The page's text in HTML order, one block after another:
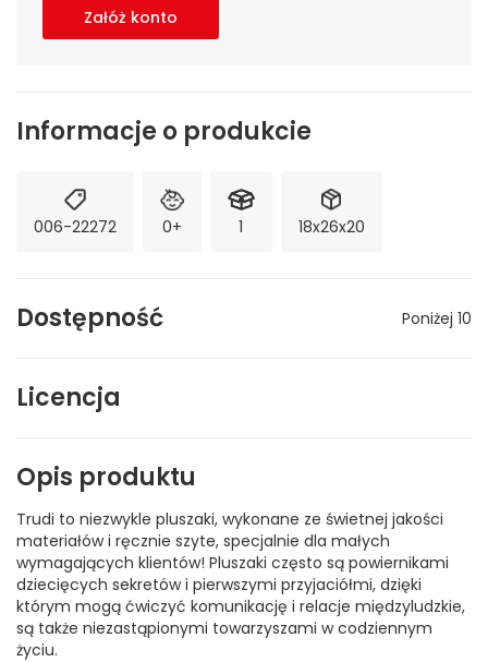
Załóż konto
Informacje o produkcie
006-22272 0+ 1 18x26x20
Dostępność Poniżej 10
Licencja
Opis produktu
Trudi to niezwykle pluszaki, wykonane ze świetnej jakości
materiałów i ręcznie szyte, specjalnie dla małych
wymagających klientów! Pluszaki często są powiernikami
dziecięcych sekretów i pierwszymi przyjaciółmi, dzięki
którym mogą ćwiczyć komunikację i relacje międzyludzkie,
są także niezastąpionymi towarzyszami w codziennym
życiu.